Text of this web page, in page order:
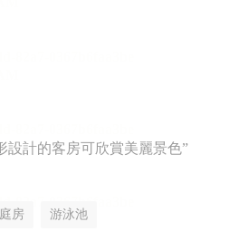
設計的客房可欣賞美麗景色”
房 游泳池